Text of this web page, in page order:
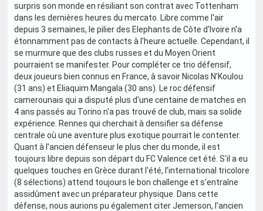
surpris son monde en résiliant son contrat avec Tottenham
dans les dernières heures du mercato. Libre comme l'air
depuis 3 semaines, le pilier des Elephants de Côte d'Ivoire n'a
étonnamment pas de contacts à l'heure actuelle. Cependant, il
se murmure que des clubs russes et du Moyen Orient
pourraient se manifester. Pour compléter ce trio défensif,
deux joueurs bien connus en France, à savoir Nicolas N’Koulou
(31 ans) et Eliaquim Mangala (30 ans). Le roc défensif
camerounais qui a disputé plus d'une centaine de matches en
4 ans passés au Torino n'a pas trouvé de club, mais sa solide
expérience. Rennes qui cherchait à densifier sa défense
centrale où une aventure plus exotique pourrait le contenter.
Quant à l’ancien défenseur le plus cher du monde, il est
toujours libre depuis son départ du FC Valence cet été. S'il a eu
quelques touches en Grèce durant l'été, l’international tricolore
(8 sélections) attend toujours le bon challenge et s'entraîne
assidûment avec un préparateur physique. Dans cette
défense, nous aurions pu également citer Jemerson, l'ancien